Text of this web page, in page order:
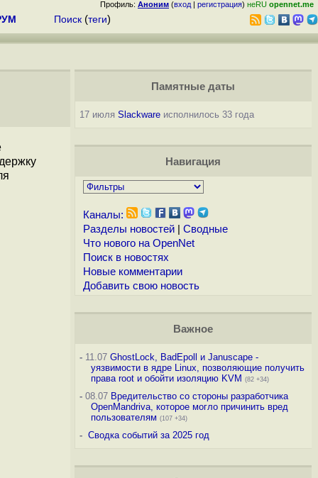
Профиль: Аноним (вход | регистрация) неRU opennet.me
Поиск (теги)
Памятные даты
17 июля Slackwareисполнилось 33 года
Навигация
Каналы:
Разделы новостей| Сводные
Что нового на OpenNet
Поиск в новостях
Новые комментарии
Добавить свою новость
Важное
-11.07 GhostLock, BadEpoll и Januscape -
уязвимости в ядре Linux, позволяющие получить
права root и обойти изоляцию KVM (82 +34)
-08.07 Вредительство со стороны разработчика
OpenMandriva, которое могло причинить вред
пользователям (107 +34)
- Сводка событий за 2025 год